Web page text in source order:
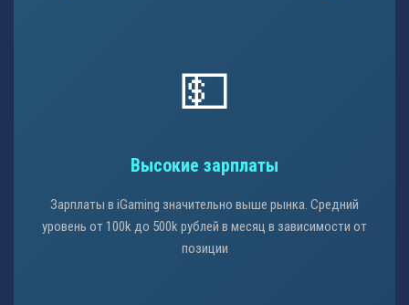
💵
Высокие зарплаты
Зарплаты в iGaming значительно выше рынка. Средний
уровень от 100k до 500k рублей в месяц в зависимости от
позиции